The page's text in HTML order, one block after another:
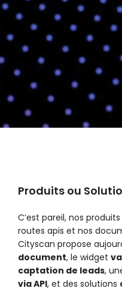
Produits ou
C’est pareil, nos
routes apis et nos
Cityscan propose
document, le widget
captation de leads,
via API, et des solutions